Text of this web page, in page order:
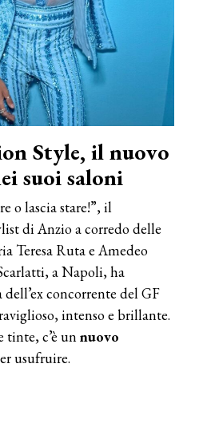
Style, il nuovo
suoi saloni
o lascia stare!”, il
di Anzio a corredo delle
Teresa Ruta e Amedeo
a Napoli, ha
concorrente del GF
intenso e brillante.
tinte, c’è unnuovo
usufruire.